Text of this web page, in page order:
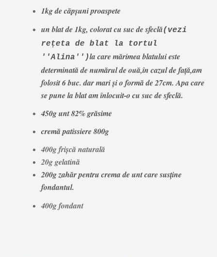
1kg de căpșuni proaspete
un blat de 1kg, colorat cu suc de sfeclă(vezi
rețeta de blat la tortul
''Alina'')la care mărimea blatului este
determinată de numărul de ouă,în cazul de față,am
folosit 6 buc. dar mari și o formă de 27cm. Apa care
se pune la blat am înlocuit-o cu suc de sfeclă.
450g unt 82% grăsime
cremă patissiere 800g
400g frișcă naturală
20g gelatină
200g zahăr pentru crema de unt care susține
fondantul.
400g fondant